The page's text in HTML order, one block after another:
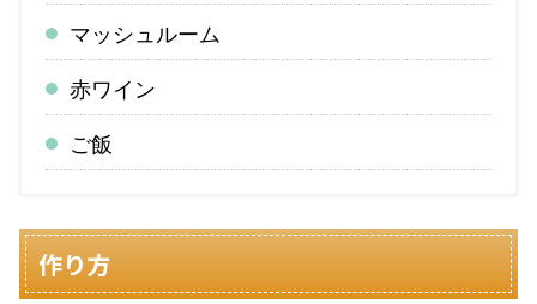
マッシュルーム
赤ワイン
ご飯
作り方